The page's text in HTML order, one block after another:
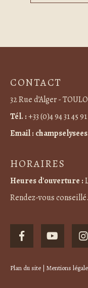
CONTACT
32 Rue d’Alger -
Tél. :+33 (0)4 94 31 45 91
Email :
HORAIRES
Heures d'ouverture :
Rendez-vous conseillé.
Plan du site | Mentions